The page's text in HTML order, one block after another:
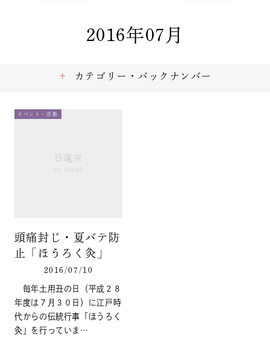
2016年07月
イベント・活動
頭痛封じ・夏バテ防
止「ほうろく灸」
2016/07/10
毎年土用丑の日（平成２８
年度は７月３０日）に江戸時
代からの伝統行事「ほうろく
灸」を行っていま…
カテゴリー・バックナンバー